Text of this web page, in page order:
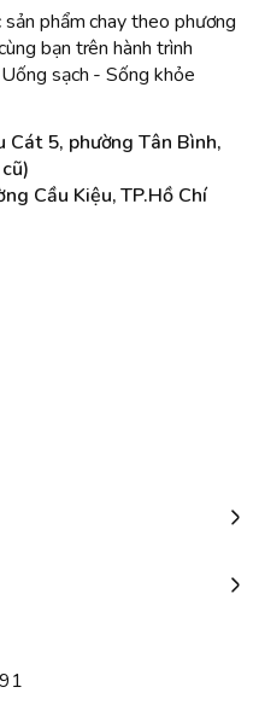
phẩm chay theo phương
bạn trên hành trình
sạch - Sống khỏe
Cát 5, phường Tân Bình,
Cầu Kiệu, TP.Hồ Chí